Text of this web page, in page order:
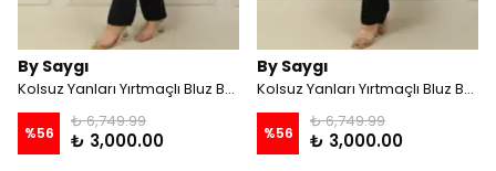
By Saygı
Kolsuz Yanları Yırtmaçlı Bluz Boncuk Detaylı Astarlı Uzun Jakarlı Ceket Pantolon Büyük Beden 3'lü Takım - Lacivert
%56
₺ 6,749.99
₺ 3,000.00
By Saygı
Kolsuz Yanları Yırtmaçlı Bluz Boncuk Detaylı Astarlı Uzun Jakarlı Ceket Pantolon Büyük Beden 3'lü Takım - Siyah
%56
₺ 6,749.99
₺ 3,000.00